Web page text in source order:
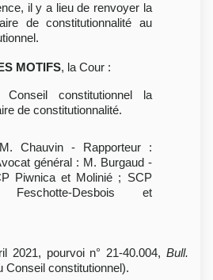
il y a lieu de renvoyer la
de constitutionnalité au
MOTIFS, la Cour :
constitutionnel la
de constitutionnalité.
Chauvin - Rapporteur :
général : M. Burgaud -
Piwnica et Molinié ; SCP
Feschotte-Desbois et
2021, pourvoi n° 21-40.004, Bull.
Conseil constitutionnel).